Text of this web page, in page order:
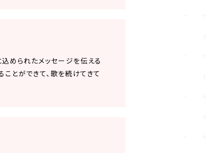
められたメッセージを伝える
とができて、歌を続けてきて